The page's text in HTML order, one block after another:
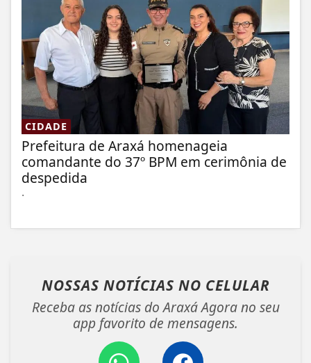
CIDADE
Prefeitura de Araxá homenageia
comandante do 37º BPM em cerimônia de
despedida
.
NOSSAS NOTÍCIAS NO CELULAR
Receba as notícias do Araxá Agora no seu
app favorito de mensagens.